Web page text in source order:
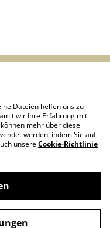
historischer
Dateien helfen uns zu
wir Ihre Erfahrung mit
mehr über diese
werden, indem Sie auf
unsereCookie-Richtlinie